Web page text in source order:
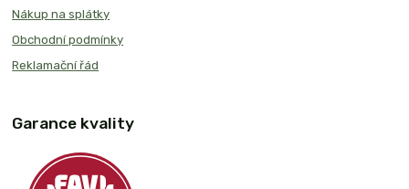
Nákup na splátky
Obchodní podmínky
Reklamační řád
Garance kvality